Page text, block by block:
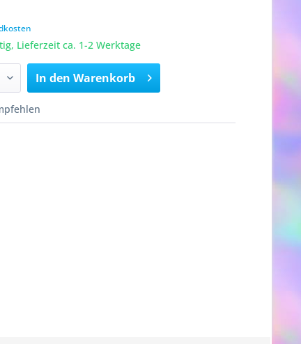
Lieferzeit ca. 1-2 Werktage
In den Warenkorb